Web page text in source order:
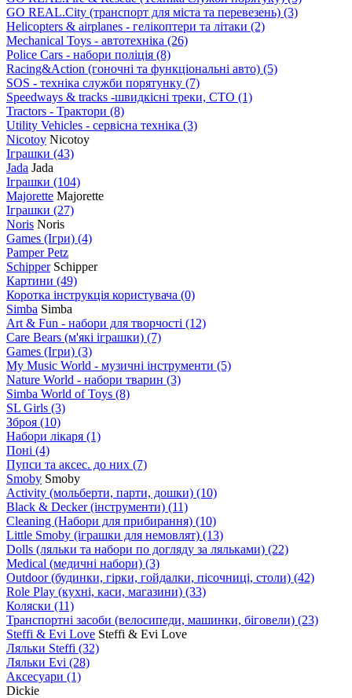
GO REAL.City (транспорт для міста та перевезень) (3)
Helicopters & airplanes - гелікоптери та літаки (2)
Mechanical Toys - автотехніка (26)
Police Cars - набори поліція (8)
Racing&Action (гоночні та функціональні авто) (5)
SOS - техніка служби порятунку (7)
Speedways & tracks -швидкісні треки, СТО (1)
Tractors - Трактори (8)
Utility Vehicles - сервісна техніка (3)
Nicotoy Nicotoy
Іграшки (43)
Jada Jada
Іграшки (104)
Majorette Majorette
Іграшки (27)
Noris Noris
Games (Ігри) (4)
Pamper Petz
Schipper Schipper
Картини (49)
Коротка інструкція користувача (0)
Simba Simba
Art & Fun - набори для творчості (12)
Care Bears (м'які іграшки) (7)
Games (Ігри) (3)
My Music World - музичні інструменти (5)
Nature World - набори тварин (3)
Simba World of Toys (8)
SL Girls (3)
Зброя (10)
Набори лікаря (1)
Поні (4)
Пупси та аксес. до них (7)
Smoby Smoby
Аctivity (мольберти, парти, дошки) (10)
Black & Decker (інструменти) (11)
Cleaning (Набори для прибирання) (10)
Little Smoby (іграшки для немовлят) (13)
Dolls (ляльки та набори по догляду за ляльками) (22)
Medical (медичні набори) (3)
Outdoor (будинки, гірки, гойдалки, пісочниці, столи) (42)
Role Play (кухні, каси, магазини) (33)
Коляски (11)
Транспортні засоби (велосипеди, машинки, біговели) (23)
Steffi & Evi Love Steffi & Evi Love
Ляльки Steffi (32)
Ляльки Evi (28)
Аксесуари (1)
Dickie